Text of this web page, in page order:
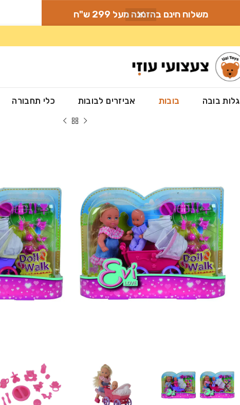
משלוח חינם בהזמנה מעל 299 ש"ח
בובה בובות אביזרים לבובות כלי תחבורה